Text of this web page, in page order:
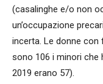
(casalinghe e/o non
un’occupazione
incerta. Le donne con
sono 106 i minori che
2019 erano 57).